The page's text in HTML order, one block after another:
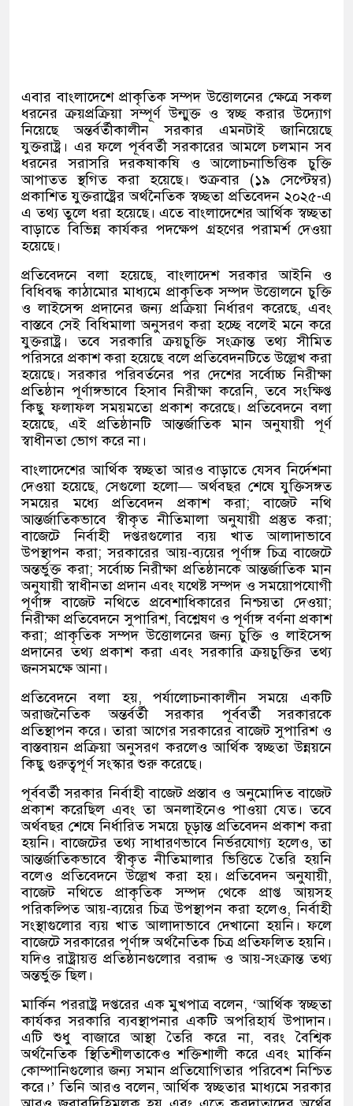
এবার বাংলাদেশে প্রাকৃতিক সম্পদ উত্তোলনের ক্ষেত্রে সকল
ধরনের ক্রয়প্রক্রিয়া সম্পূর্ণ উন্মুক্ত ও স্বচ্ছ করার উদ্যোগ
নিয়েছে অন্তর্বর্তীকালীন সরকার এমনটাই জানিয়েছে
যুক্তরাষ্ট্র। এর ফলে পূর্ববর্তী সরকারের আমলে চলমান সব
ধরনের সরাসরি দরকষাকষি ও আলোচনাভিত্তিক চুক্তি
আপাতত স্থগিত করা হয়েছে। শুক্রবার (১৯ সেপ্টেম্বর)
প্রকাশিত যুক্তরাষ্ট্রের অর্থনৈতিক স্বচ্ছতা প্রতিবেদন ২০২৫-এ
এ তথ্য তুলে ধরা হয়েছে। এতে বাংলাদেশের আর্থিক স্বচ্ছতা
বাড়াতে বিভিন্ন কার্যকর পদক্ষেপ গ্রহণের পরামর্শ দেওয়া
হয়েছে।
প্রতিবেদনে বলা হয়েছে, বাংলাদেশ সরকার আইনি ও
বিধিবদ্ধ কাঠামোর মাধ্যমে প্রাকৃতিক সম্পদ উত্তোলনে চুক্তি
ও লাইসেন্স প্রদানের জন্য প্রক্রিয়া নির্ধারণ করেছে, এবং
বাস্তবে সেই বিধিমালা অনুসরণ করা হচ্ছে বলেই মনে করে
যুক্তরাষ্ট্র। তবে সরকারি ক্রয়চুক্তি সংক্রান্ত তথ্য সীমিত
পরিসরে প্রকাশ করা হয়েছে বলে প্রতিবেদনটিতে উল্লেখ করা
হয়েছে। সরকার পরিবর্তনের পর দেশের সর্বোচ্চ নিরীক্ষা
প্রতিষ্ঠান পূর্ণাঙ্গভাবে হিসাব নিরীক্ষা করেনি, তবে সংক্ষিপ্ত
কিছু ফলাফল সময়মতো প্রকাশ করেছে। প্রতিবেদনে বলা
হয়েছে, এই প্রতিষ্ঠানটি আন্তর্জাতিক মান অনুযায়ী পূর্ণ
স্বাধীনতা ভোগ করে না।
বাংলাদেশের আর্থিক স্বচ্ছতা আরও বাড়াতে যেসব নির্দেশনা
দেওয়া হয়েছে, সেগুলো হলো— অর্থবছর শেষে যুক্তিসঙ্গত
সময়ের মধ্যে প্রতিবেদন প্রকাশ করা; বাজেট নথি
আন্তর্জাতিকভাবে স্বীকৃত নীতিমালা অনুযায়ী প্রস্তুত করা;
বাজেটে নির্বাহী দপ্তরগুলোর ব্যয় খাত আলাদাভাবে
উপস্থাপন করা; সরকারের আয়-ব্যয়ের পূর্ণাঙ্গ চিত্র বাজেটে
অন্তর্ভুক্ত করা; সর্বোচ্চ নিরীক্ষা প্রতিষ্ঠানকে আন্তর্জাতিক মান
অনুযায়ী স্বাধীনতা প্রদান এবং যথেষ্ট সম্পদ ও সময়োপযোগী
পূর্ণাঙ্গ বাজেট নথিতে প্রবেশাধিকারের নিশ্চয়তা দেওয়া;
নিরীক্ষা প্রতিবেদনে সুপারিশ, বিশ্লেষণ ও পূর্ণাঙ্গ বর্ণনা প্রকাশ
করা; প্রাকৃতিক সম্পদ উত্তোলনের জন্য চুক্তি ও লাইসেন্স
প্রদানের তথ্য প্রকাশ করা এবং সরকারি ক্রয়চুক্তির তথ্য
জনসমক্ষে আনা।
প্রতিবেদনে বলা হয়, পর্যালোচনাকালীন সময়ে একটি
অরাজনৈতিক অন্তর্বর্তী সরকার পূর্ববর্তী সরকারকে
প্রতিস্থাপন করে। তারা আগের সরকারের বাজেট সুপারিশ ও
বাস্তবায়ন প্রক্রিয়া অনুসরণ করলেও আর্থিক স্বচ্ছতা উন্নয়নে
কিছু গুরুত্বপূর্ণ সংস্কার শুরু করেছে।
পূর্ববর্তী সরকার নির্বাহী বাজেট প্রস্তাব ও অনুমোদিত বাজেট
প্রকাশ করেছিল এবং তা অনলাইনেও পাওয়া যেত। তবে
অর্থবছর শেষে নির্ধারিত সময়ে চূড়ান্ত প্রতিবেদন প্রকাশ করা
হয়নি। বাজেটের তথ্য সাধারণভাবে নির্ভরযোগ্য হলেও, তা
আন্তর্জাতিকভাবে স্বীকৃত নীতিমালার ভিত্তিতে তৈরি হয়নি
বলেও প্রতিবেদনে উল্লেখ করা হয়। প্রতিবেদন অনুযায়ী,
বাজেট নথিতে প্রাকৃতিক সম্পদ থেকে প্রাপ্ত আয়সহ
পরিকল্পিত আয়-ব্যয়ের চিত্র উপস্থাপন করা হলেও, নির্বাহী
সংস্থাগুলোর ব্যয় খাত আলাদাভাবে দেখানো হয়নি। ফলে
বাজেটে সরকারের পূর্ণাঙ্গ অর্থনৈতিক চিত্র প্রতিফলিত হয়নি।
যদিও রাষ্ট্রায়ত্ত প্রতিষ্ঠানগুলোর বরাদ্দ ও আয়-সংক্রান্ত তথ্য
অন্তর্ভুক্ত ছিল।
মার্কিন পররাষ্ট্র দপ্তরের এক মুখপাত্র বলেন, ‘আর্থিক স্বচ্ছতা
কার্যকর সরকারি ব্যবস্থাপনার একটি অপরিহার্য উপাদান।
এটি শুধু বাজারে আস্থা তৈরি করে না, বরং বৈশ্বিক
অর্থনৈতিক স্থিতিশীলতাকেও শক্তিশালী করে এবং মার্কিন
কোম্পানিগুলোর জন্য সমান প্রতিযোগিতার পরিবেশ নিশ্চিত
করে।’ তিনি আরও বলেন, আর্থিক স্বচ্ছতার মাধ্যমে সরকার